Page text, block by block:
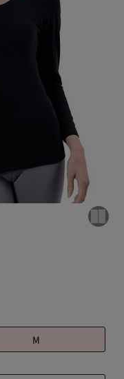
M
購入手続きへ